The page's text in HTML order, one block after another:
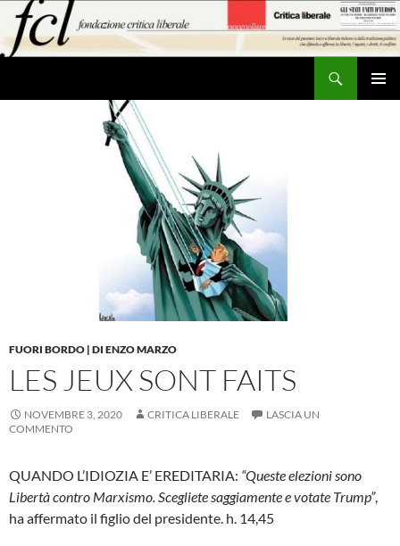
contenuto
FUORI BORDO | DI ENZO MARZO
LES JEUX SONT FAITS
NOVEMBRE 3, 2020 CRITICA LIBERALE
LASCIA UN
COMMENTO
QUANDO L’IDIOZIA E’ EREDITARIA: “Queste elezioni sono
Libertà contro Marxismo. Scegliete saggiamente e votate Trump”,
ha affermato il figlio del presidente. h. 14,45